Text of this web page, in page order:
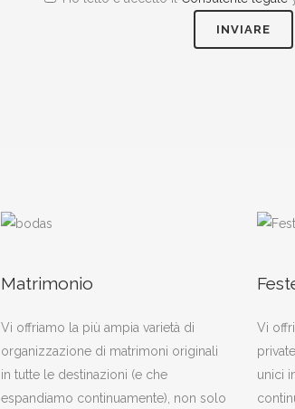
Matrimonio
Vi offriamo la più ampia varietà di
organizzazione di matrimoni originali
in tutte le destinazioni (e che
espandiamo continuamente), non solo
Vi
unici